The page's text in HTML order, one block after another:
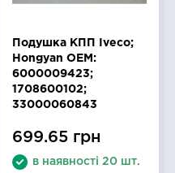
Подушка КПП Iveco;
Hongyan OEM:
6000009423;
1708600102;
33000060843
699.65 грн
в наявності 20 шт.